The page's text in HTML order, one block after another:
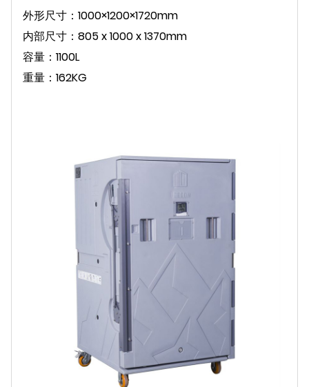
外形尺寸：1000×1200×1720mm
内部尺寸：805 x 1000 x 1370mm
容量：1100L
重量：162KG